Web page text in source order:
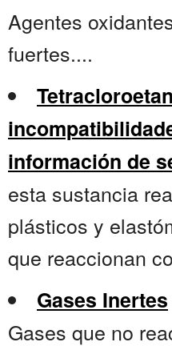
Agentes
fuertes....
información de
esta sustancia
plásticos y
que reaccionan
Gases Inertes
Gases que no